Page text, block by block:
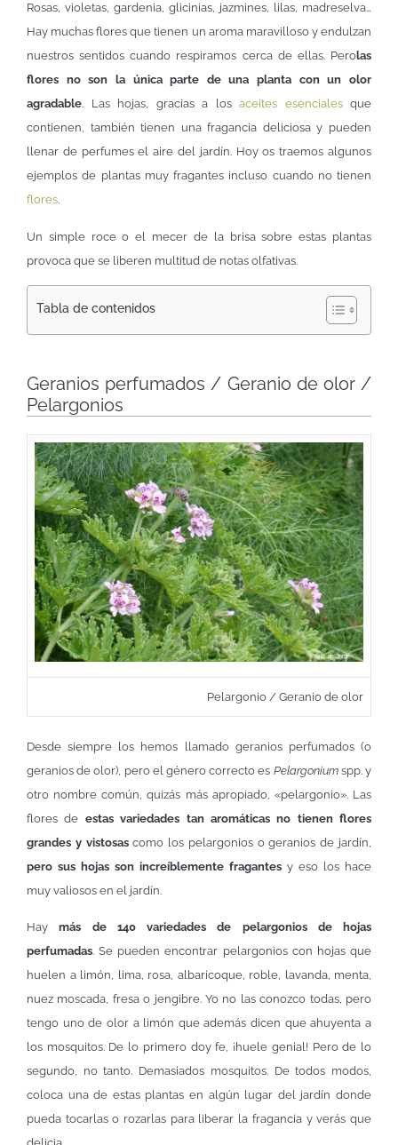
Rosas, violetas, gardenia, glicinias, jazmines, lilas, madreselva…
Hay muchas flores que tienen un aroma maravilloso y endulzan
nuestros sentidos cuando respiramos cerca de ellas. Perolas
flores no son la única parte de una planta con un olor
agradable. Las hojas, gracias a los aceites esencialesque
contienen, también tienen una fragancia deliciosa y pueden
llenar de perfumes el aire del jardín. Hoy os traemos algunos
ejemplos de plantas muy fragantes incluso cuando no tienen
flores.
Un simple roce o el mecer de la brisa sobre estas plantas
provoca que se liberen multitud de notas olfativas.
Tabla de contenidos
Geranios perfumados / Geranio de olor /
Pelargonios
Pelargonio / Geranio de olor
Desde siempre los hemos llamado geranios perfumados (o
geranios de olor), pero el género correcto es Pelargoniumspp. y
otro nombre común, quizás más apropiado, «pelargonio». Las
flores de estas variedades tan aromáticas no tienen flores
grandes y vistosascomo los pelargonios o geranios de jardín,
pero sus hojas son increíblemente fragantes y eso los hace
muy valiosos en el jardín.
Haymás de 140 variedades de pelargonios de hojas
perfumadas. Se pueden encontrar pelargonios con hojas que
huelen a limón, lima, rosa, albaricoque, roble, lavanda, menta,
nuez moscada, fresa o jengibre. Yo no las conozco todas, pero
tengo uno de olor a limón que además dicen que ahuyenta a
los mosquitos. De lo primero doy fe, ¡huele genial! Pero de lo
segundo, no tanto. Demasiados mosquitos. De todos modos,
coloca una de estas plantas en algún lugar del jardín donde
pueda tocarlas o rozarlas para liberar la fragancia y verás que